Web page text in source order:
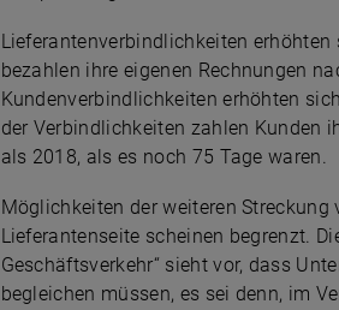
Lieferantenverbindlichkeiten
bezahlen ihre eigenen Rechnungen
Kundenverbindlichkeiten erhöhten
der Verbindlichkeiten zahlen Kunden
als 2018, als es noch 75 Tage waren.
Möglichkeiten der weiteren
Lieferantenseite scheinen begrenzt.
Geschäftsverkehr“ sieht vor, dass
begleichen müssen, es sei denn, im